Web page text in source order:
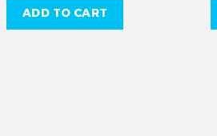
ADD TO CART